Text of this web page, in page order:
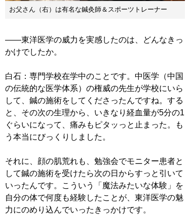
お父さん（右）は有名な鍼灸師＆スポーツトレーナー
――東洋医学の威力を実感したのは、どんなきっ
かけでしたか。
白石：専門学校在学中のことです。中医学（中国
の伝統的な医学体系）の権威の先生が学校にいら
して、鍼の施術をしてくださったんですね。する
と、その次の生理から、いきなり経血量が5分の1
ぐらいになって、痛みもピタッっと止まった。も
う本当にびっくりしました。
それに、顔の肌荒れも、勉強会でモニター患者と
して鍼の施術を受けたら次の日からすっと引いて
いったんです。こういう「魔法みたいな体験」を
自分の体で何度も経験したことが、東洋医学の魅
力にのめり込んでいったきっかけです。